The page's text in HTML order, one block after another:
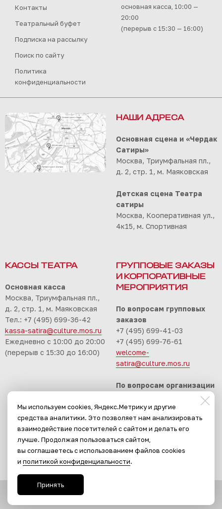
Контакты
Театральный буфет
Подписка на рассылку
Поиск по сайту
Политика
конфиденциальности
основная касса, 10:00 —
20:00
(перерыв с 15:30 — 16:00)
НАШИ АДРЕСА
Основная сцена и «Чердак
Сатиры»
Москва, Триумфальная пл.,
д. 2, стр. 1, м. Маяковская
Детская сцена Театра
сатиры
Москва, Кооперативная ул.,
4к15, м. Спортивная
КАССЫ ТЕАТРА
Основная касса
Москва, Триумфальная пл.,
д. 2, стр. 1, м. Маяковская
Тел.: +7 (495) 699-36-42
kassa-satira@culture.mos.ru
Ежедневно с 10:00 до 20:00
(перерыв с 15:30 до 16:00)
ГРУППОВЫЕ ЗАКАЗЫ
И КОРПОРАТИВНЫЕ
МЕРОПРИЯТИЯ
По вопросам групповых
заказов
+7 (495) 699-41-03
+7 (495) 699-76-61
welcome-
satira@culture.mos.ru
По вопросам организации
мероприятий
+7 (495) 699-94-30
event-satira@culture.mos.ru
Сайт разработан в
Мы используем cookies, Яндекс.Метрику и другие
средства аналитики. Это позволяет нам анализировать
взаимодействие посетителей с сайтом и делать его
лучше. Продолжая пользоваться сайтом,
вы соглашаетесь с использованием файлов cookies
и политикой конфиденциальности.
Принять